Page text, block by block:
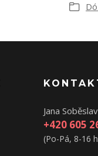
Jana
+420 605
(Po-Pá, 8-16